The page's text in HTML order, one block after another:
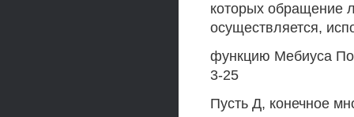
которых обращение
осуществляется,
функцию Мебиуса
3-25
Пусть Д, конечное